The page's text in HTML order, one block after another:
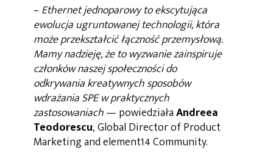
–Ethernet jednoparowy to ekscytująca
ewolucja ugruntowanej technologii, która
może przekształcić łączność przemysłową.
Mamy nadzieję, że to wyzwanie zainspiruje
członków naszej społeczności do
odkrywania kreatywnych sposobów
wdrażania SPE w praktycznych
zastosowaniach— powiedziałaAndreea
Teodorescu, Global Director of Product
Marketing and element14 Community.